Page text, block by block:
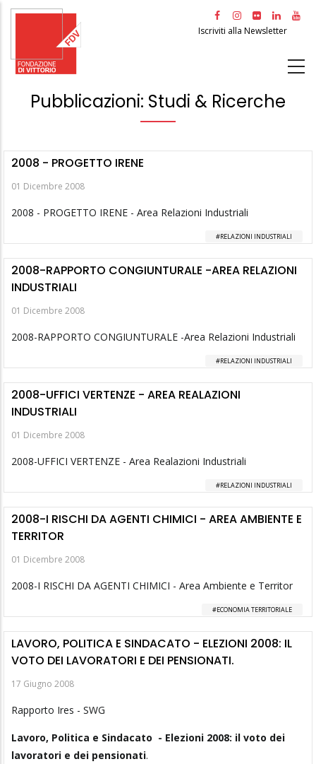
Salta
principale
Iscriviti alla Newsletter
Pubblicazioni: Studi & Ricerche
2008 - PROGETTO IRENE
01 Dicembre 2008
2008 - PROGETTO IRENE - Area Relazioni Industriali
RELAZIONI INDUSTRIALI
2008-RAPPORTO CONGIUNTURALE -AREA RELAZIONI
INDUSTRIALI
01 Dicembre 2008
2008-RAPPORTO CONGIUNTURALE -Area Relazioni Industriali
RELAZIONI INDUSTRIALI
2008-UFFICI VERTENZE - AREA REALAZIONI
INDUSTRIALI
01 Dicembre 2008
2008-UFFICI VERTENZE - Area Realazioni Industriali
RELAZIONI INDUSTRIALI
2008-I RISCHI DA AGENTI CHIMICI - AREA AMBIENTE E
TERRITOR
01 Dicembre 2008
2008-I RISCHI DA AGENTI CHIMICI - Area Ambiente e Territor
ECONOMIA TERRITORIALE
LAVORO, POLITICA E SINDACATO - ELEZIONI 2008: IL
VOTO DEI LAVORATORI E DEI PENSIONATI.
17 Giugno 2008
Rapporto Ires - SWG
Lavoro, Politica e Sindacato - Elezioni 2008: il voto dei
lavoratori e dei pensionati.